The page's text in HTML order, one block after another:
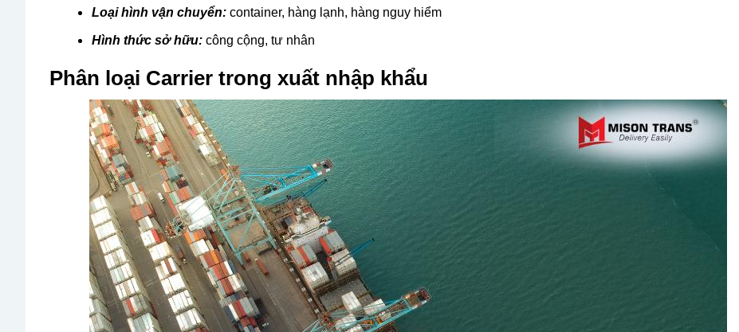
Loại hình vận chuyển:container, hàng lạnh, hàng nguy hiểm
Hình thức sở hữu:công cộng, tư nhân
Phân loại Carrier trong xuất nhập khẩu